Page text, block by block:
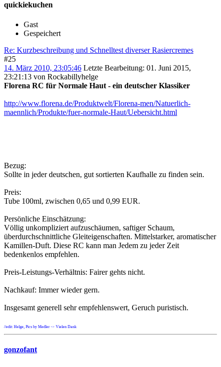
quickiekuchen
Gast
Gespeichert
Re: Kurzbeschreibung und Schnelltest diverser Rasiercremes
#25
14. März 2010, 23:05:46 Letzte Bearbeitung: 01. Juni 2015,
23:21:13 von Rockabillyhelge
Florena RC für Normale Haut - ein deutscher Klassiker
http://www.florena.de/Produktwelt/Florena-men/Natuerlich-
maennlich/Produkte/fuer-normale-Haut/Uebersicht.html
Bezug:
Sollte in jeder deutschen, gut sortierten Kaufhalle zu finden sein.
Preis:
Tube 100ml, zwischen 0,65 und 0,99 EUR.
Persönliche Einschätzung:
Völlig unkompliziert aufzuschäumen, saftiger Schaum,
überdurchschnittliche Gleiteigenschaften. Mittelstarker, aromatischer
Kamillen-Duft. Diese RC kann man Jedem zu jeder Zeit
bedenkenlos empfehlen.
Preis-Leistungs-Verhältnis: Fairer gehts nicht.
Nachkauf: Immer wieder gern.
Insgesamt generell sehr empfehlenswert, Geruch puristisch.
//edit: Helge, Pics by Medler -> Vielen Dank
gonzofant